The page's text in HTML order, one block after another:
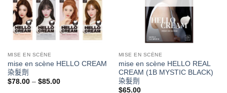
MISE EN SCÈNE
mise en scène HELLO CREAM
染髮劑
$78.00 – $85.00價
MISE EN SCÈNE
mise en scène HELLO REAL
CREAM (1B MYSTIC BLACK)
染髮劑
$65.00